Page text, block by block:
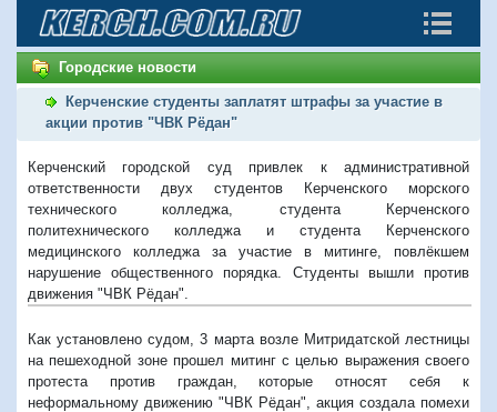
Городские новости
Керченские студенты заплатят штрафы за участие в
акции против "ЧВК Рёдан"
Керченский городской суд привлек к административной
ответственности двух студентов Керченского морского
технического колледжа, студента Керченского
политехнического колледжа и студента Керченского
медицинского колледжа за участие в митинге, повлёкшем
нарушение общественного порядка. Студенты вышли против
движения "ЧВК Рёдан".
Как установлено судом, 3 марта возле Митридатской лестницы
на пешеходной зоне прошел митинг с целью выражения своего
протеста против граждан, которые относят себя к
неформальному движению "ЧВК Рёдан", акция создала помехи